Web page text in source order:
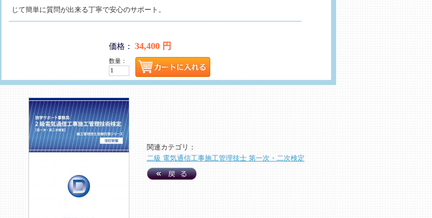
じて簡単に質問が出来る丁寧で安心のサポート。
価格： 34,400 円
数量：
関連カテゴリ：
二級 電気通信工事施工管理技士 第一次・二次検定